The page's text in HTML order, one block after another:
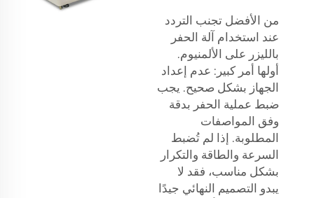
من الأفضل تجنب التردد
عند استخدام آلة الحفر
بالليزر على الألمنيوم.
أولها أمر كبير: عدم إعداد
الجهاز بشكل صحيح. يجب
ضبط عملية الحفر بدقة
وفق المواصفات
المطلوبة. إذا لم تُضبط
السرعة والطاقة والتكرار
بشكل مناسب، فقد لا
يبدو التصميم النهائي جيدًا